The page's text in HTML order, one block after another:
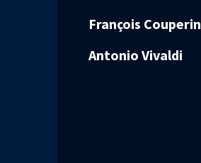
François Couperin
Antonio Vivaldi